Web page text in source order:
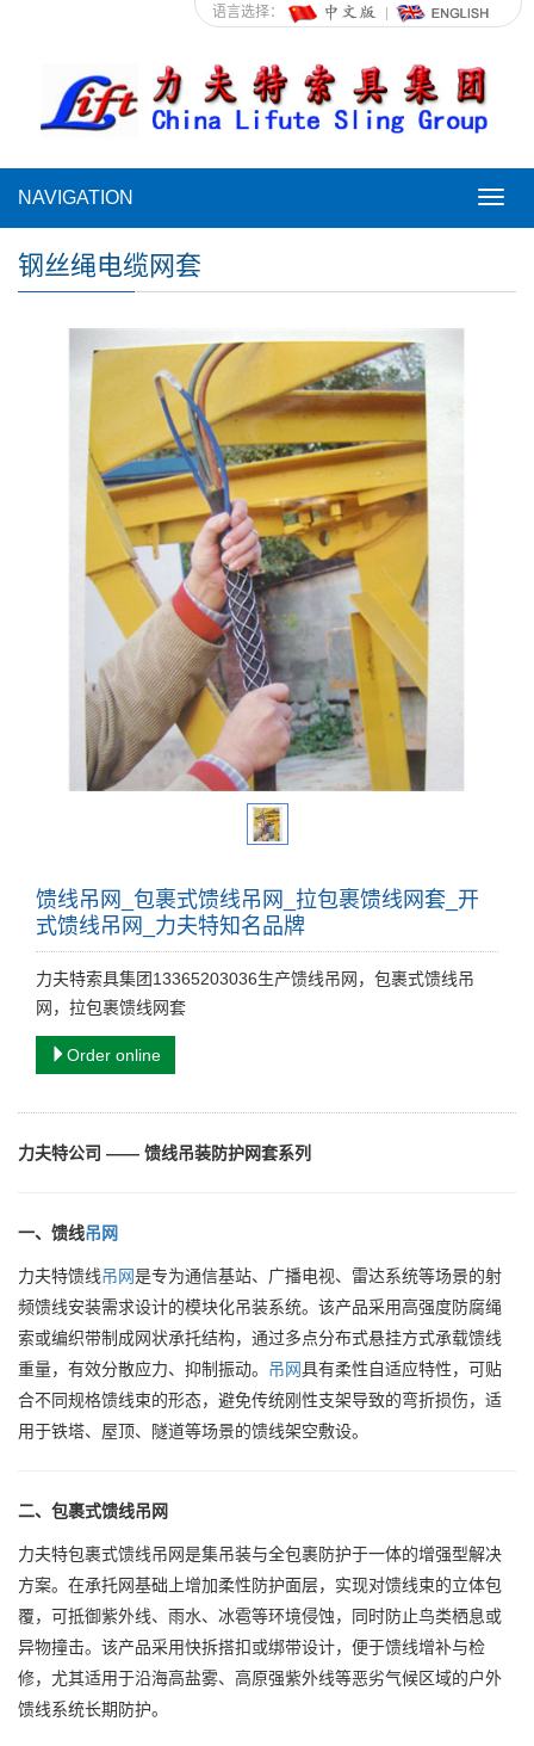
语言选择：
NAVIGATION
钢丝绳电缆网套
馈线吊网_包裹式馈线吊网_拉包裹馈线网套_开
式馈线吊网_力夫特知名品牌
力夫特索具集团13365203036生产馈线吊网，包裹式馈线吊
网，拉包裹馈线网套
Order online
力夫特公司 —— 馈线吊装防护网套系列
一、馈线吊网
力夫特馈线吊网是专为通信基站、广播电视、雷达系统等场景的射
频馈线安装需求设计的模块化吊装系统。该产品采用高强度防腐绳
索或编织带制成网状承托结构，通过多点分布式悬挂方式承载馈线
重量，有效分散应力、抑制振动。 吊网具有柔性自适应特性，可贴
合不同规格馈线束的形态，避免传统刚性支架导致的弯折损伤，适
用于铁塔、屋顶、隧道等场景的馈线架空敷设。
二、包裹式馈线吊网
力夫特包裹式馈线吊网是集吊装与全包裹防护于一体的增强型解决
方案。在承托网基础上增加柔性防护面层，实现对馈线束的立体包
覆，可抵御紫外线、雨水、冰雹等环境侵蚀，同时防止鸟类栖息或
异物撞击。该产品采用快拆搭扣或绑带设计，便于馈线增补与检
修，尤其适用于沿海高盐雾、高原强紫外线等恶劣气候区域的户外
馈线系统长期防护。